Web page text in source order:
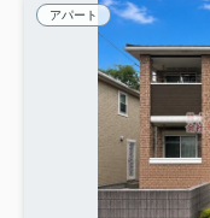
アパート